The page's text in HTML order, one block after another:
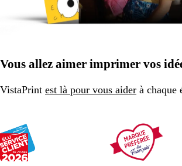
Vous allez aimer imprimer vos
VistaPrint est là pour vous aider à chaque